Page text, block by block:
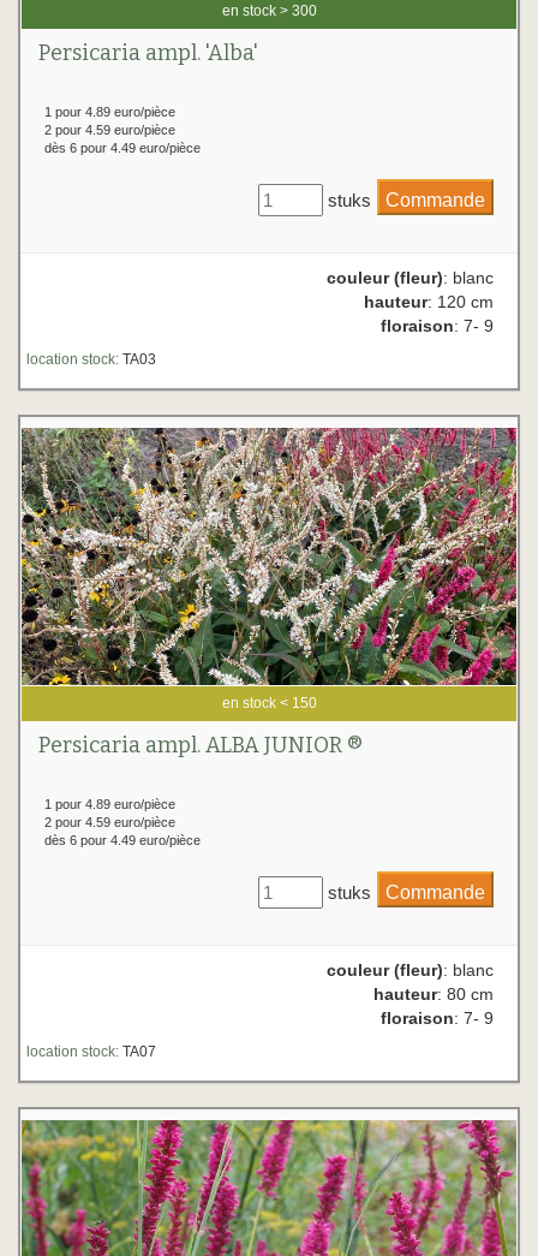
en stock > 300
Persicaria ampl. 'Alba'
1 pour 4.89 euro/pièce
2 pour 4.59 euro/pièce
dès 6 pour 4.49 euro/pièce
stuks
couleur (fleur): blanc
hauteur: 120 cm
floraison: 7- 9
location stock: TA03
en stock < 150
Persicaria ampl. ALBA JUNIOR ®
1 pour 4.89 euro/pièce
2 pour 4.59 euro/pièce
dès 6 pour 4.49 euro/pièce
stuks
couleur (fleur): blanc
hauteur: 80 cm
floraison: 7- 9
location stock: TA07